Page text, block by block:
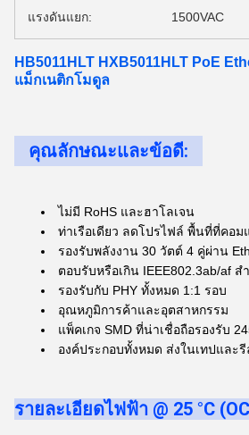
แรงดันแยก: 1500VAC
HB5011HLT HXB5011HLT PoE
แม็กเนติกโมดูล
คุณลักษณะและข้อดี:
ไม่มี RoHS และฮาโลเจน
ท่าเรือเดียว ลดโปรไฟล์ พื้นที่ที่คอม
รองรับพลังงาน 30 วัตต์ 4 คู่ผ่าน
ตอบรับหรือเกิน IEEE802.3ab/af สํ
รองรับกับ PHY ทั้งหมด 1:1 รอบ
อุณหภูมิการค้าและอุตสาหกรรม
แพ็คเกจ SMD ที่น่าเชื่อถือรองรับ
องค์ประกอบทั้งหมด ส่งในเทปและรี
รายละเอียดไฟฟ้า @ 25 °C